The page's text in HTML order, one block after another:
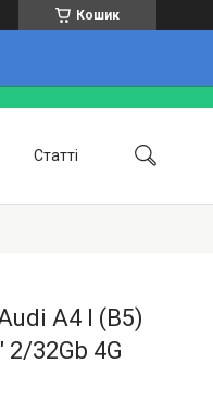
Кошик
Статті
A4 I (B5)
2/32Gb 4G